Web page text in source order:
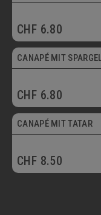
CHF 6.80
CANAPÉ MIT
CHF 6.80
CANAPÉ MIT TATAR
CHF 8.50